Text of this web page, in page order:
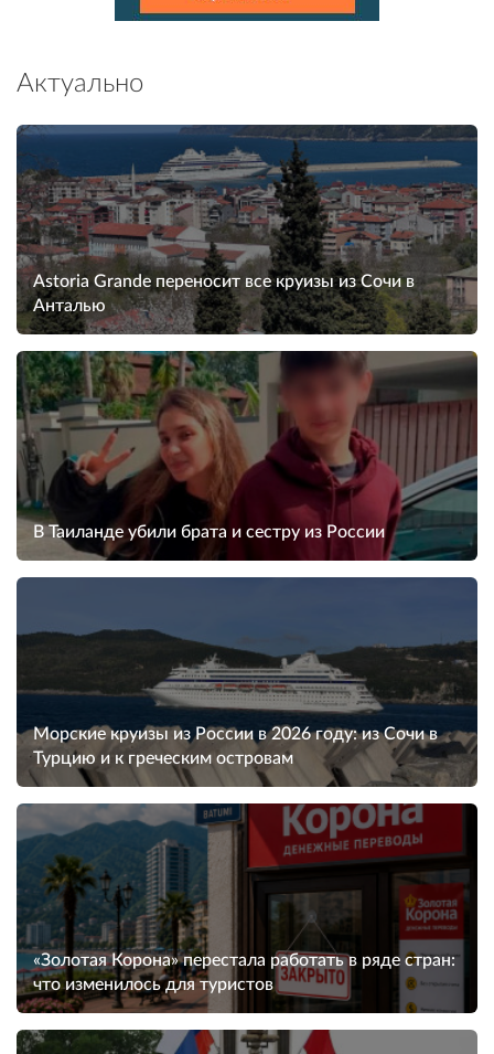
Актуально
Astoria Grande переносит все круизы из Сочи в
Анталью
В Таиланде убили брата и сестру из России
Морские круизы из России в 2026 году: из Сочи в
Турцию и к греческим островам
«Золотая Корона» перестала работать в ряде стран:
что изменилось для туристов